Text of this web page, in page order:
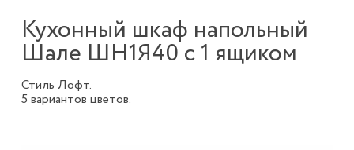
Кухонный шкаф напольный
Шале ШН1Я40 с 1 ящиком
Стиль Лофт.
5 вариантов цветов.